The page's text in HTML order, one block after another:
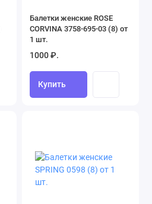
Балетки женские ROSE
CORVINA 3758-695-03 (8) от
1 шт.
1000 ₽.
Купить